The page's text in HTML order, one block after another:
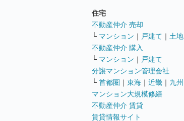
住宅
不動産仲介 売却
└ マンション ｜ 戸建て ｜ 土地
不動産仲介 購入
└ マンション ｜ 戸建て
分譲マンション管理会社
└ 首都圏 ｜ 東海 ｜ 近畿 ｜ 九州
マンション大規模修繕
不動産仲介 賃貸
賃貸情報サイト